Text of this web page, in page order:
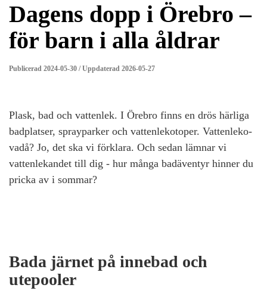
Dagens dopp i Örebro –
för barn i alla åldrar
Publicerad 2024-05-30 / Uppdaterad 2026-05-27
Plask, bad och vattenlek. I Örebro finns en drös härliga
badplatser, sprayparker och vattenlekotoper. Vattenleko-
vadå? Jo, det ska vi förklara. Och sedan lämnar vi
vattenlekandet till dig - hur många badäventyr hinner du
pricka av i sommar?
Bada järnet på innebad och
utepooler